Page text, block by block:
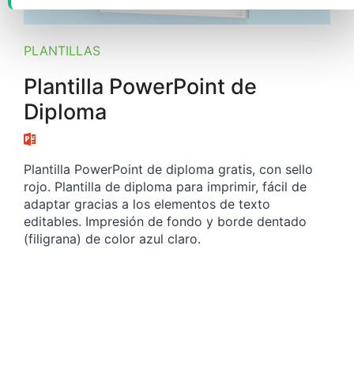
PLANTILLAS
Plantilla PowerPoint de
Diploma
Plantilla PowerPoint de diploma gratis, con sello
rojo. Plantilla de diploma para imprimir, fácil de
adaptar gracias a los elementos de texto
editables. Impresión de fondo y borde dentado
(filigrana) de color azul claro.